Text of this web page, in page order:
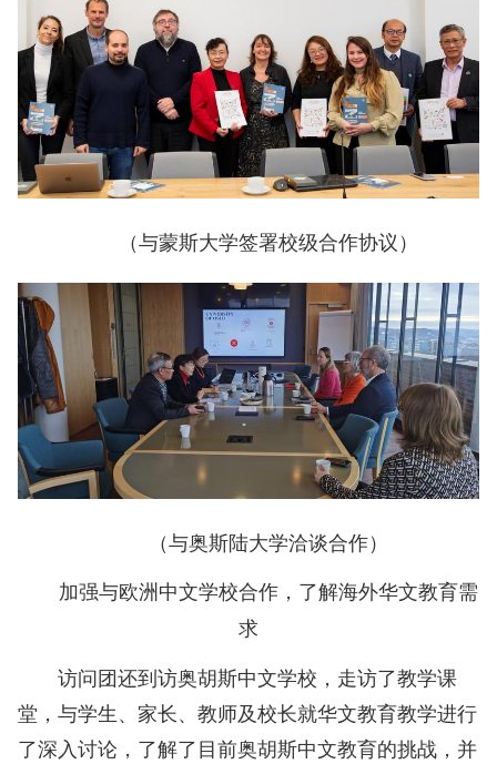
（与蒙斯大学签署校级合作协议）
（与奥斯陆大学洽谈合作）
加强与欧洲中文学校合作，了解海外华文教育需
求
访问团还到访奥胡斯中文学校，走访了教学课
堂，与学生、家长、教师及校长就华文教育教学进行
了深入讨论，了解了目前奥胡斯中文教育的挑战，并